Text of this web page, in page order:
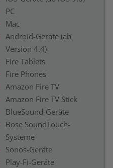
PC
Mac
Android-Geräte (ab
Version 4.4)
Fire Tablets
Fire Phones
Amazon Fire TV
Amazon Fire TV Stick
BlueSound-Geräte
Bose SoundTouch-
Systeme
Sonos-Geräte
Play-Fi-Geräte